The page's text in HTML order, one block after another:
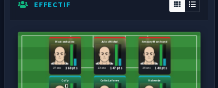
EFFECTIF
Cofy Colin Lefevre Valverde
Mastantuono
160 pts
27 ans
Jules Michel
147 pts
23 ans
Amaury Marchand
148 pts
25 ans